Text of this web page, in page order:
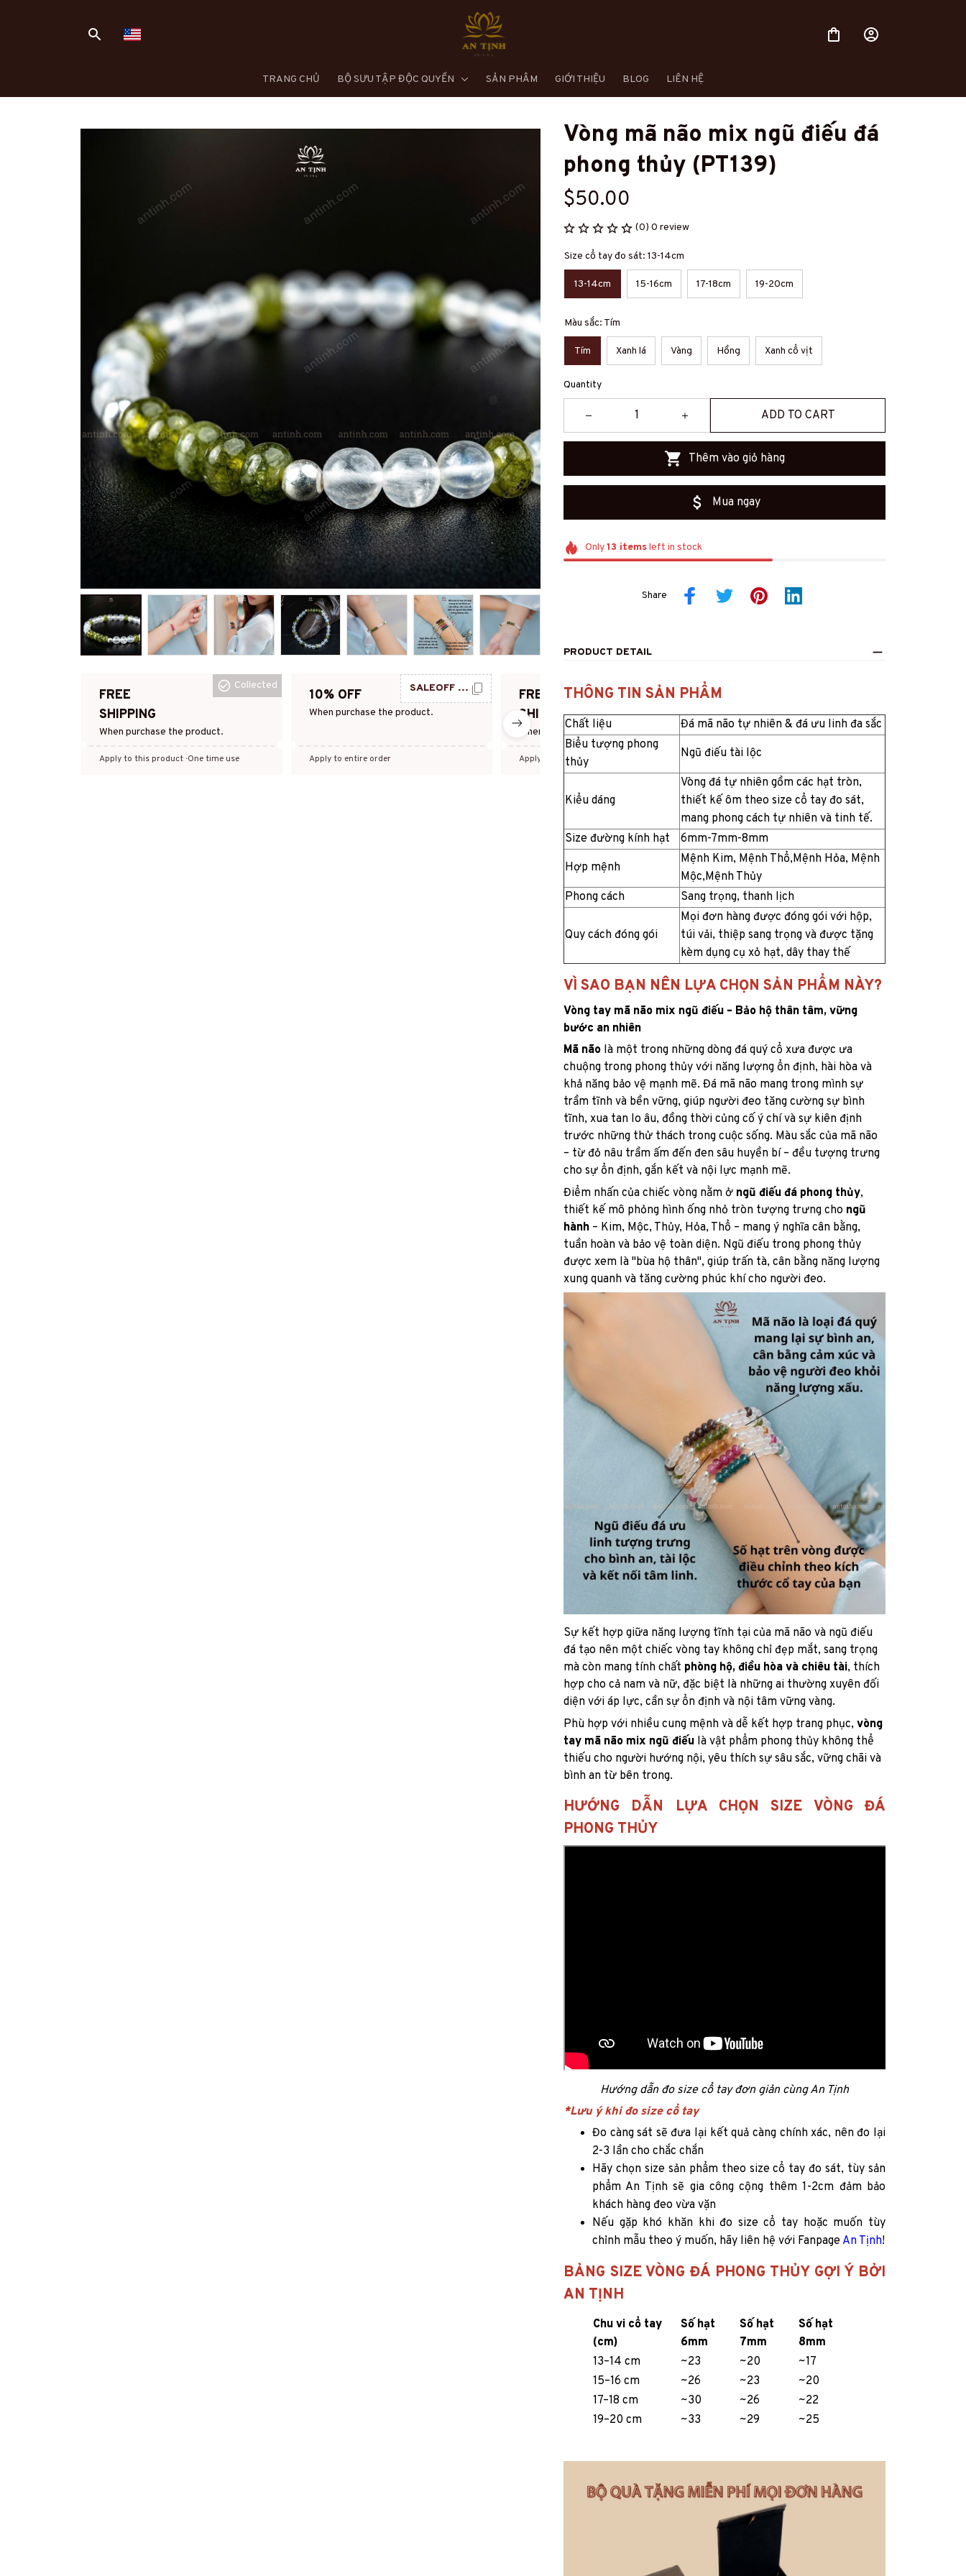
TRANG CHỦ BỘ SƯU TẬP ĐỘC QUYỀN SẢN PHẨM GIỚI THIỆU BLOG LIÊN HỆ
FREE
SHIPPING
When purchase the product.
Collected
Apply to this product · One time use
10% OFF
When purchase the product.
SALEOFF PHONG THUY
Apply to entire order
FREE
SHIPPING
When purchase the product.
FREESHIP
Apply to this product
Vòng mã não mix ngũ điếu đá
phong thủy (PT139)
$50.00
(0) 0 review
Size cổ tay đo sát: 13-14cm
13-14cm 15-16cm 17-18cm 19-20cm
Màu sắc: Tím
Tím Xanh lá Vàng Hồng Xanh cổ vịt
Quantity
ADD TO CART
Thêm vào giỏ hàng
Mua ngay
Only13 itemsleft in stock
Share
PRODUCT DETAIL
THÔNG TIN SẢN PHẨM
Chất liệu
Đá mã não tự nhiên & đá ưu linh đa sắc
Biểu tượng phong
thủy
Ngũ điếu tài lộc
Kiểu dáng
Vòng đá tự nhiên gồm các hạt tròn,
thiết kế ôm theo size cổ tay đo sát,
mang phong cách tự nhiên và tinh tế.
Size đường kính hạt
6mm-7mm-8mm
Hợp mệnh
Mệnh Kim, Mệnh Thổ,Mệnh Hỏa, Mệnh
Mộc,Mệnh Thủy
Phong cách
Sang trọng, thanh lịch
Quy cách đóng gói
Mọi đơn hàng được đóng gói với hộp,
túi vải, thiệp sang trọng và được tặng
kèm dụng cụ xỏ hạt, dây thay thế
VÌ SAO BẠN NÊN LỰA CHỌN SẢN PHẨM NÀY?
Vòng tay mã não mix ngũ điếu – Bảo hộ thân tâm, vững
bước an nhiên
Mã não là một trong những dòng đá quý cổ xưa được ưa
chuộng trong phong thủy với năng lượng ổn định, hài hòa và
khả năng bảo vệ mạnh mẽ. Đá mã não mang trong mình sự
trầm tĩnh và bền vững, giúp người đeo tăng cường sự bình
tĩnh, xua tan lo âu, đồng thời củng cố ý chí và sự kiên định
trước những thử thách trong cuộc sống. Màu sắc của mã não
– từ đỏ nâu trầm ấm đến đen sâu huyền bí – đều tượng trưng
cho sự ổn định, gắn kết và nội lực mạnh mẽ.
Điểm nhấn của chiếc vòng nằm ở ngũ điếu đá phong thủy,
thiết kế mô phỏng hình ống nhỏ tròn tượng trưng cho ngũ
hành – Kim, Mộc, Thủy, Hỏa, Thổ – mang ý nghĩa cân bằng,
tuần hoàn và bảo vệ toàn diện. Ngũ điếu trong phong thủy
được xem là "bùa hộ thân", giúp trấn tà, cân bằng năng lượng
xung quanh và tăng cường phúc khí cho người đeo.
Sự kết hợp giữa năng lượng tĩnh tại của mã não và ngũ điếu
đá tạo nên một chiếc vòng tay không chỉ đẹp mắt, sang trọng
mà còn mang tính chất phòng hộ, điều hòa và chiêu tài, thích
hợp cho cả nam và nữ, đặc biệt là những ai thường xuyên đối
diện với áp lực, cần sự ổn định và nội tâm vững vàng.
Phù hợp với nhiều cung mệnh và dễ kết hợp trang phục, vòng
tay mã não mix ngũ điếu là vật phẩm phong thủy không thể
thiếu cho người hướng nội, yêu thích sự sâu sắc, vững chãi và
bình an từ bên trong.
HƯỚNG DẪN LỰA CHỌN SIZE VÒNG ĐÁ
PHONG THỦY
Hướng dẫn đo size cổ tay đơn giản cùng An Tịnh
*Lưu ý khi đo size cổ tay
Đo càng sát sẽ đưa lại kết quả càng chính xác, nên đo lại
2-3 lần cho chắc chắn
Hãy chọn size sản phẩm theo size cổ tay đo sát, tùy sản
phẩm An Tịnh sẽ gia công cộng thêm 1-2cm đảm bảo
khách hàng đeo vừa vặn
Nếu gặp khó khăn khi đo size cổ tay hoặc muốn tùy
chỉnh mẫu theo ý muốn, hãy liên hệ với Fanpage An Tịnh!
BẢNG SIZE VÒNG ĐÁ PHONG THỦY GỢI Ý BỞI
AN TỊNH
Chu vi cổ tay
(cm)
Số hạt
6mm
Số hạt
7mm
Số hạt
8mm
13–14 cm
~23 ~20
~17
15–16 cm
~26 ~23
~20
17–18 cm
~30 ~26
~22
19–20 cm
~33 ~29 ~25